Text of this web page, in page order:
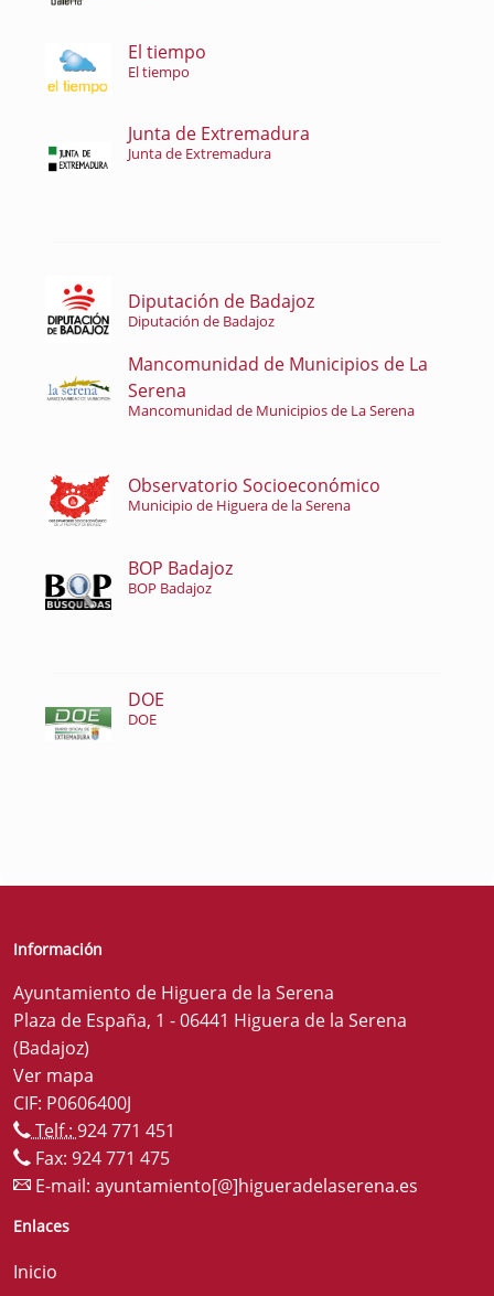
El tiempo
El tiempo
Junta de Extremadura
Junta de Extremadura
Diputación de Badajoz
Diputación de Badajoz
Mancomunidad de Municipios de La
Serena
Mancomunidad de Municipios de La Serena
Observatorio Socioeconómico
Municipio de Higuera de la Serena
BOP Badajoz
BOP Badajoz
DOE
DOE
Información
Ayuntamiento de Higuera de la Serena
Plaza de España, 1 - 06441 Higuera de la Serena
(Badajoz)
Ver mapa
CIF: P0606400J
Telf.: 924 771 451
Fax: 924 771 475
E-mail: ayuntamiento[@]higueradelaserena.es
Enlaces
Inicio